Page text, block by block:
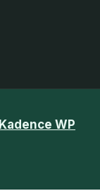
Kadence WP